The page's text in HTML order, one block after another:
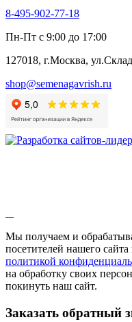
Алтей
Бессмертник
Валериана
Валерианелла
Гибискус
Девясил
Душица
Змееголовник
Мыльнянка
Мята
Овсяный
Огуречная
Пустырник
Репешок
8-495-902-77-18
Пн-Пт с 9:00 до 17:00
127018, г.Москва,
shop@semenagavrish.ru
Мы получаем и
посетителей нашего сайта
политикой
на обработку своих
покинуть наш сайт.
Заказать обратный